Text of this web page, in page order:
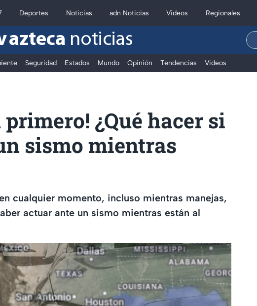
Deportes Noticias adn Noticias Videos Regionales
azteca noticias
Seguridad Estados Mundo Opinión Tendencias Videos
primero! ¿Qué hacer si
sismo mientras
cualquier momento, incluso mientras manejas,
actuar ante un sismo mientras están al